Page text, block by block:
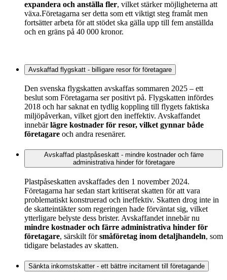
expandera och anställa fler, vilket stärker möjligheterna att
växa.Företagarna ser detta som ett viktigt steg framåt men
fortsätter arbeta för att stödet ska gälla upp till fem anställda
och en gräns på 40 000 kronor.
Avskaffad flygskatt - billigare resor för företagare
Den svenska flygskatten avskaffas sommaren 2025 – ett
beslut som Företagarna ser positivt på. Flygskatten infördes
2018 och har saknat en tydlig koppling till flygets faktiska
miljöpåverkan, vilket gjort den ineffektiv. Avskaffandet
innebärlägre kostnader för resor, vilket gynnar både
företagare och andra resenärer.
Avskaffad plastpåseskatt - mindre kostnader och färre
administrativa hinder för företagare
Plastpåseskatten avskaffades den 1 november 2024.
Företagarna har sedan start kritiserat skatten för att vara
problematiskt konstruerad och ineffektiv. Skatten drog inte in
de skatteintäkter som regeringen hade förväntat sig, vilket
ytterligare belyste dess brister. Avskaffandet innebär nu
mindre kostnader och färre administrativa hinder för
företagare, särskilt försmåföretag inom detaljhandeln, som
tidigare belastades av skatten.
Sänkta inkomstskatter - ett bättre incitament till företagande